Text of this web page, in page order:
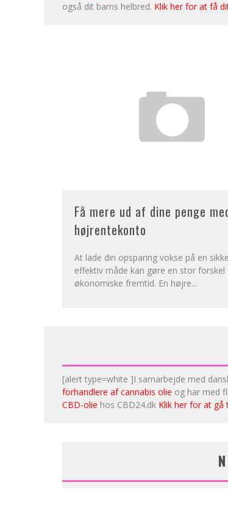
også dit barns helbred. Klik her for at få
Få mere ud af dine penge
højrentekonto
At lade din opsparing vokse på en
effektiv måde kan gøre en stor forskel
økonomiske fremtid. En højre...
[alert type=white ]I samarbejde med
forhandlere af cannabis olie og har med
CBD-olie hos CBD24.dk Klik her for at gå